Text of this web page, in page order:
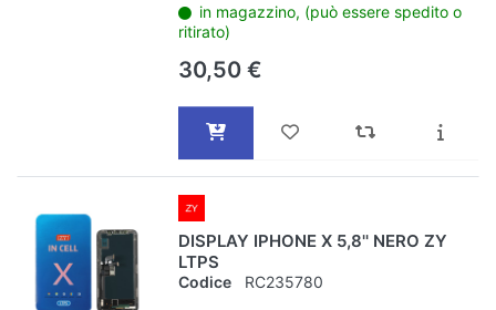
in magazzino, (può essere spedito o
ritirato)
30,50 €
DISPLAY IPHONE X 5,8'' NERO ZY
LTPS
Codice RC235780